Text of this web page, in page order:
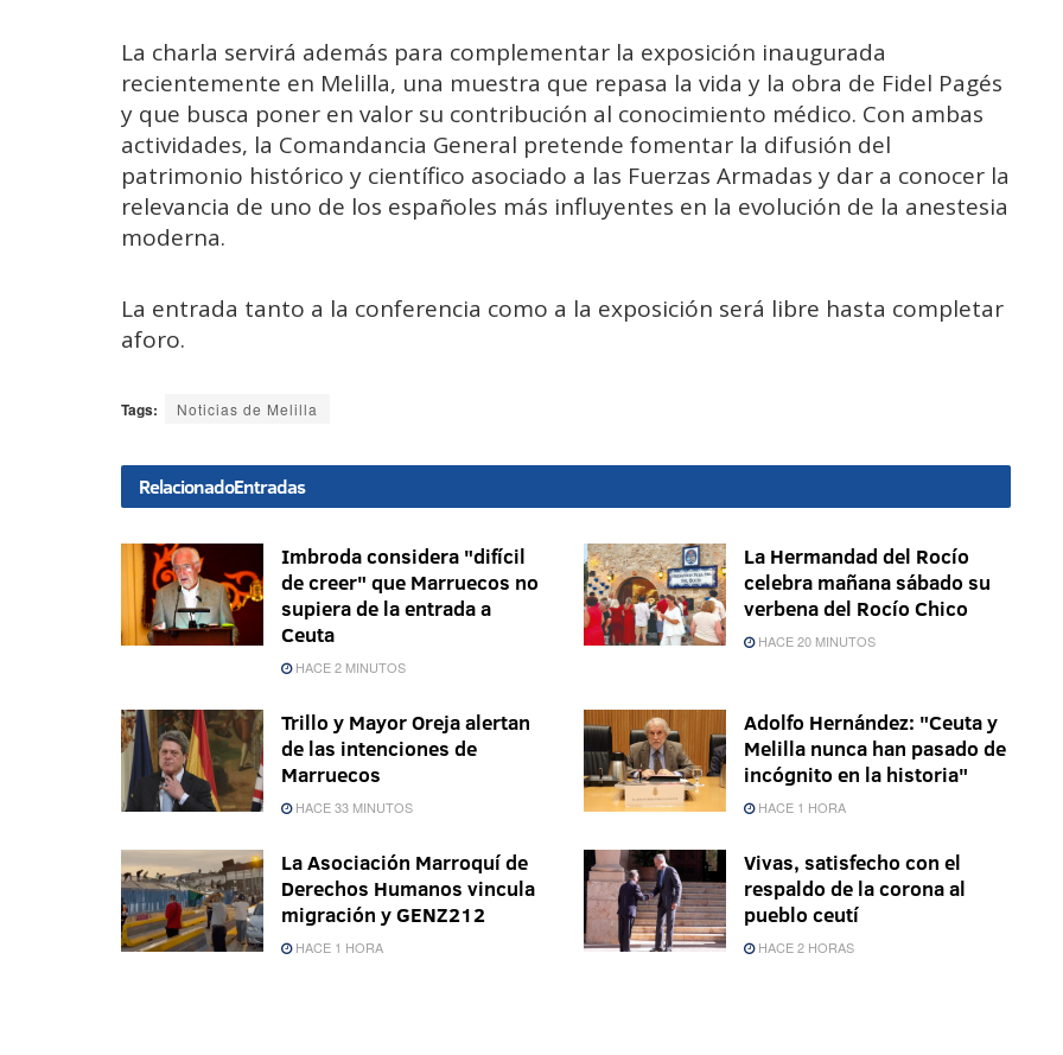
La charla servirá además para complementar la exposición inaugurada
recientemente en Melilla, una muestra que repasa la vida y la obra de Fidel Pagés
y que busca poner en valor su contribución al conocimiento médico. Con ambas
actividades, la Comandancia General pretende fomentar la difusión del
patrimonio histórico y científico asociado a las Fuerzas Armadas y dar a conocer la
relevancia de uno de los españoles más influyentes en la evolución de la anestesia
moderna.
La entrada tanto a la conferencia como a la exposición será libre hasta completar
aforo.
Tags: Noticias de Melilla
RelacionadoEntradas
Imbroda considera "difícil
de creer" que Marruecos no
supiera de la entrada a
Ceuta
HACE 2 MINUTOS
La Hermandad del Rocío
celebra mañana sábado su
verbena del Rocío Chico
HACE 20 MINUTOS
Trillo y Mayor Oreja alertan
de las intenciones de
Marruecos
HACE 33 MINUTOS
Adolfo Hernández: "Ceuta y
Melilla nunca han pasado de
incógnito en la historia"
HACE 1 HORA
La Asociación Marroquí de
Derechos Humanos vincula
migración y GENZ212
HACE 1 HORA
Vivas, satisfecho con el
respaldo de la corona al
pueblo ceutí
HACE 2 HORAS